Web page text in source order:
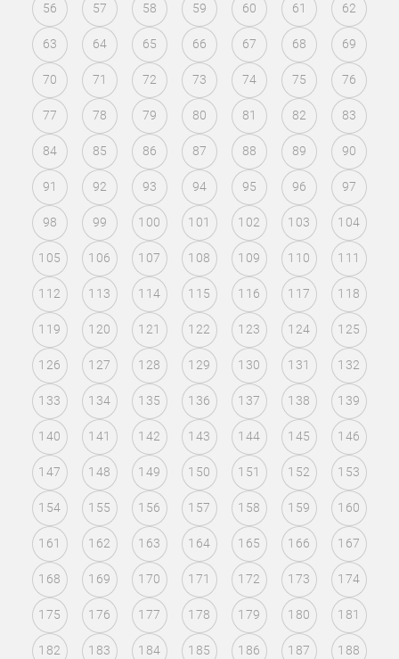
56 57 58 59 60 61 62
63 64 65 66 67 68 69
70 71 72 73 74 75 76
77 78 79 80 81 82 83
84 85 86 87 88 89 90
91 92 93 94 95 96 97
98 99 100 101 102 103 104
105 106 107 108 109 110 111
112 113 114 115 116 117 118
119 120 121 122 123 124 125
126 127 128 129 130 131 132
133 134 135 136 137 138 139
140 141 142 143 144 145 146
147 148 149 150 151 152 153
154 155 156 157 158 159 160
161 162 163 164 165 166 167
168 169 170 171 172 173 174
175 176 177 178 179 180 181
182 183 184 185 186 187 188